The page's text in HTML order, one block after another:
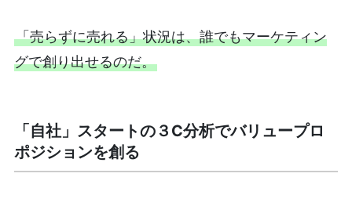
「売らずに売れる」状況は、誰でもマーケティン
グで創り出せるのだ。
「自社」スタートの３C分析でバリュープロ
ポジションを創る